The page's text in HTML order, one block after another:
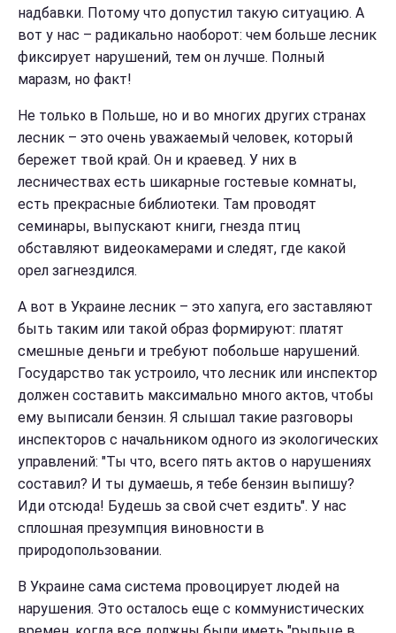
надбавки. Потому что допустил такую ситуацию. А
вот у нас – радикально наоборот: чем больше лесник
фиксирует нарушений, тем он лучше. Полный
маразм, но факт!
Не только в Польше, но и во многих других странах
лесник – это очень уважаемый человек, который
бережет твой край. Он и краевед. У них в
лесничествах есть шикарные гостевые комнаты,
есть прекрасные библиотеки. Там проводят
семинары, выпускают книги, гнезда птиц
обставляют видеокамерами и следят, где какой
орел загнездился.
А вот в Украине лесник – это хапуга, его заставляют
быть таким или такой образ формируют: платят
смешные деньги и требуют побольше нарушений.
Государство так устроило, что лесник или инспектор
должен составить максимально много актов, чтобы
ему выписали бензин. Я слышал такие разговоры
инспекторов с начальником одного из экологических
управлений: "Ты что, всего пять актов о нарушениях
составил? И ты думаешь, я тебе бензин выпишу?
Иди отсюда! Будешь за свой счет ездить". У нас
сплошная презумпция виновности в
природопользовании.
В Украине сама система провоцирует людей на
нарушения. Это осталось еще с коммунистических